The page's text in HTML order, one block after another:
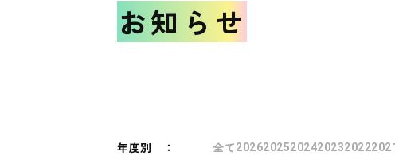
お知らせ
年度別 ： 全て202620252024202320222021